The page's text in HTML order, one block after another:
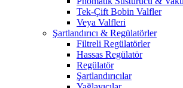
Tek-Çift Bobin Valfler
Veya Valfleri
Şartlandırıcı & Regülatörler
Filtreli Regülatörler
Hassas Regülatör
Regülatör
Şartlandırıcılar